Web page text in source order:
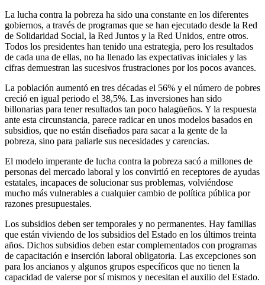
La lucha contra la pobreza ha sido una constante en los diferentes
gobiernos, a través de programas que se han ejecutado desde la Red
de Solidaridad Social, la Red Juntos y la Red Unidos, entre otros.
Todos los presidentes han tenido una estrategia, pero los resultados
de cada una de ellas, no ha llenado las expectativas iniciales y las
cifras demuestran las sucesivos frustraciones por los pocos avances.
La población aumentó en tres décadas el 56% y el número de pobres
creció en igual periodo el 38,5%. Las inversiones han sido
billonarias para tener resultados tan poco halagüeños. Y la respuesta
ante esta circunstancia, parece radicar en unos modelos basados en
subsidios, que no están diseñados para sacar a la gente de la
pobreza, sino para paliarle sus necesidades y carencias.
El modelo imperante de lucha contra la pobreza sacó a millones de
personas del mercado laboral y los convirtió en receptores de ayudas
estatales, incapaces de solucionar sus problemas, volviéndose
mucho más vulnerables a cualquier cambio de política pública por
razones presupuestales.
Los subsidios deben ser temporales y no permanentes. Hay familias
que están viviendo de los subsidios del Estado en los últimos treinta
años. Dichos subsidios deben estar complementados con programas
de capacitación e inserción laboral obligatoria. Las excepciones son
para los ancianos y algunos grupos específicos que no tienen la
capacidad de valerse por sí mismos y necesitan el auxilio del Estado.